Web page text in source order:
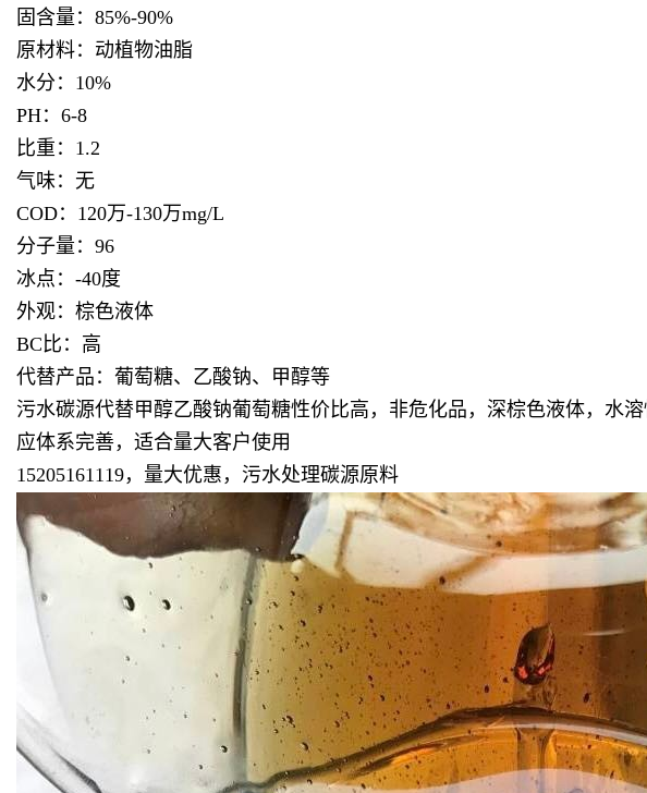
固含量：85%-90%
原材料：动植物油脂
水分：10%
PH：6-8
比重：1.2
气味：无
COD：120万-130万mg/L
分子量：96
冰点：-40度
外观：棕色液体
BC比：高
代替产品：葡萄糖、乙酸钠、甲醇等
污水碳源代替甲醇乙酸钠葡萄糖性价比高，非危化品，深棕色液体，水
应体系完善，适合量大客户使用
15205161119，量大优惠，污水处理碳源原料